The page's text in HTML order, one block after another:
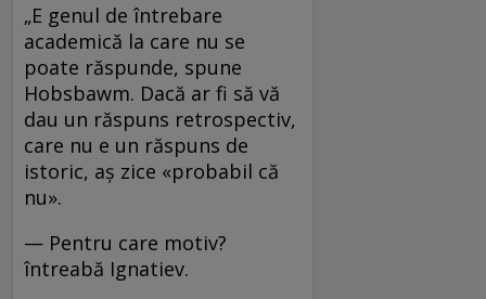
„E genul de întrebare
academică la care nu se
poate răspunde, spune
Hobsbawm. Dacă ar fi să vă
dau un răspuns retrospectiv,
care nu e un răspuns de
istoric, aş zice «probabil că
nu».
— Pentru care motiv?
întreabă Ignatiev.